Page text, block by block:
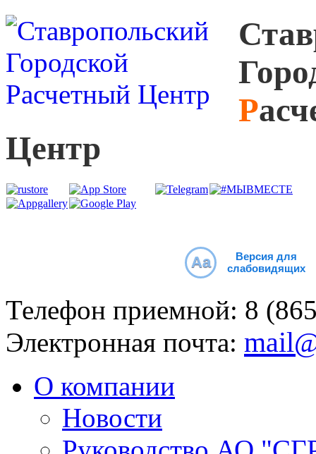
С
Г
Р
Центр
Aa
Версия для
слабовидящих
Телефон приемной: 8
Электронная почта:
О компании
Новости